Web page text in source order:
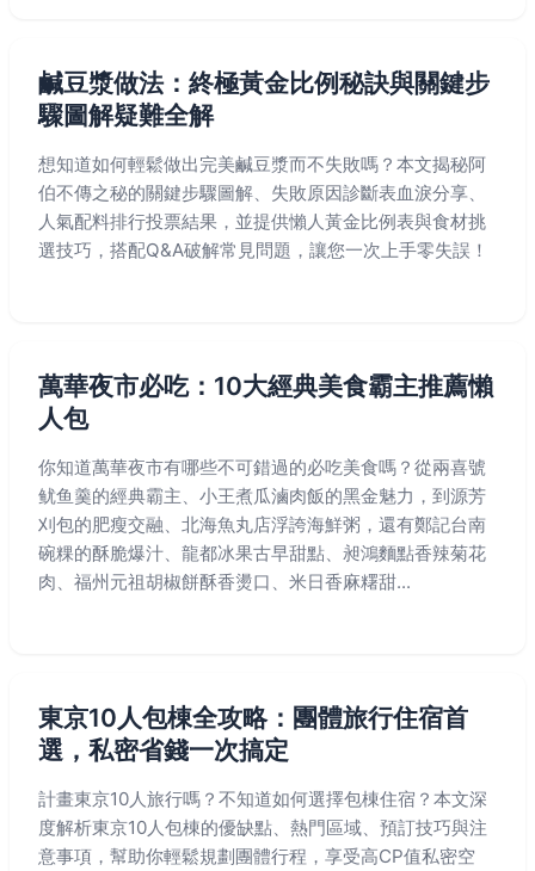
鹹豆漿做法：終極黃金比例秘訣與關鍵步
驟圖解疑難全解
想知道如何輕鬆做出完美鹹豆漿而不失敗嗎？本文揭秘阿
伯不傳之秘的關鍵步驟圖解、失敗原因診斷表血淚分享、
人氣配料排行投票結果，並提供懶人黃金比例表與食材挑
選技巧，搭配Q&A破解常見問題，讓您一次上手零失誤！
萬華夜市必吃：10大經典美食霸主推薦懶
人包
你知道萬華夜市有哪些不可錯過的必吃美食嗎？從兩喜號
鱿鱼羹的經典霸主、小王煮瓜滷肉飯的黑金魅力，到源芳
刈包的肥瘦交融、北海魚丸店浮誇海鮮粥，還有鄭記台南
碗粿的酥脆爆汁、龍都冰果古早甜點、昶鴻麵點香辣菊花
肉、福州元祖胡椒餅酥香燙口、米日香麻糬甜...
東京10人包棟全攻略：團體旅行住宿首
選，私密省錢一次搞定
計畫東京10人旅行嗎？不知道如何選擇包棟住宿？本文深
度解析東京10人包棟的優缺點、熱門區域、預訂技巧與注
意事項，幫助你輕鬆規劃團體行程，享受高CP值私密空